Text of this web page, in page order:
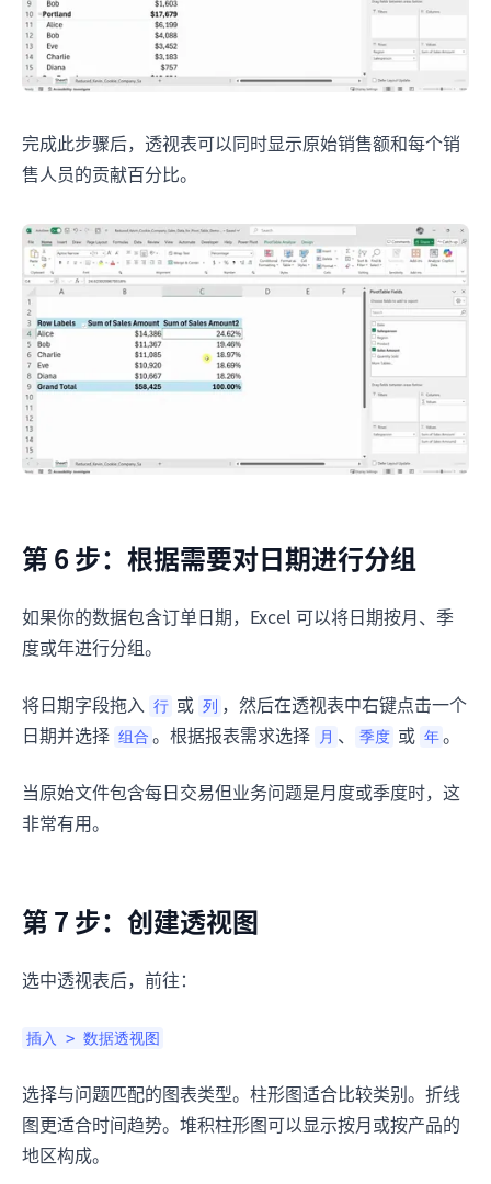
完成此步骤后，透视表可以同时显示原始销售额和每个销
售人员的贡献百分比。
第 6 步：根据需要对日期进行分组
如果你的数据包含订单日期，Excel 可以将日期按月、季
度或年进行分组。
将日期字段拖入 行 或 列 ，然后在透视表中右键点击一个
日期并选择 组合 。根据报表需求选择 月 、 季度 或 年 。
当原始文件包含每日交易但业务问题是月度或季度时，这
非常有用。
第 7 步：创建透视图
选中透视表后，前往：
插入 > 数据透视图
选择与问题匹配的图表类型。柱形图适合比较类别。折线
图更适合时间趋势。堆积柱形图可以显示按月或按产品的
地区构成。